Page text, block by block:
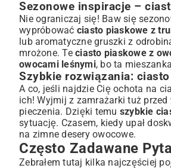
Sezonowe inspiracje –
Nie ograniczaj się! Baw się
wypróbować ciasto piaskowe z
lub aromatyczne gruszki z
mrożone. Te ciasto piaskowe z
owocami leśnymi, bo ta
Szybkie rozwiązania:
A co, jeśli najdzie Cię ochota na
ich! Wyjmij z zamrażarki tuż przed
pieczenia. Dzięki temu szybkie
sytuację. Czasem, kiedy upał
na zimne desery owocowe.
Często Zadawane
Zebrałem tutaj kilka najczęściej